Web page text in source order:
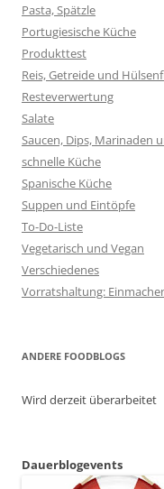
Pasta, Spätzle
Portugiesische Küche
Produkttest
Reis, Getreide und
Resteverwertung
Salate
Saucen, Dips, Marinaden
schnelle Küche
Spanische Küche
Suppen und Eintöpfe
To-Do-Liste
Vegetarisch und Vegan
Verschiedenes
Vorratshaltung:
ANDERE FOODBLOGS
Wird derzeit überarbeitet
Dauerblogevents